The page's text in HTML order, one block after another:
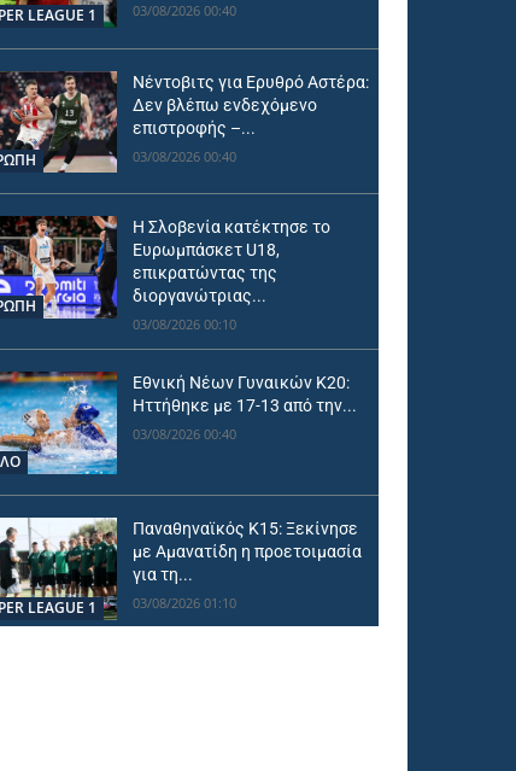
LEAGUE 1 03/08/2026 00:40
Νέντοβιτς για Ερυθρό Αστέρα:
Δεν βλέπω ενδεχόμενο
επιστροφής –...
03/08/2026 00:40
Η Σλοβενία κατέκτησε το
Ευρωμπάσκετ U18,
επικρατώντας της
διοργανώτριας...
03/08/2026 00:10
Εθνική Νέων Γυναικών Κ20:
Ηττήθηκε με 17-13 από την...
03/08/2026 00:40
LEAGUE 1
Παναθηναϊκός Κ15: Ξεκίνησε
με Αμανατίδη η προετοιμασία
για τη...
03/08/2026 01:10